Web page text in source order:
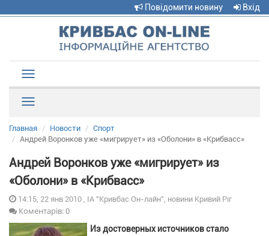
Повідомити новину Вхід
navigation
Главная Новости
Спорт
Андрей Воронков уже «мигрирует» из «Оболони» в «Крибвасс»
Андрей Воронков уже «мигрирует» из
«Оболони» в «Крибвасс»
14:15, 22 янв 2010 , ІА "Кривбас Он-лайн", новини Кривий Ріг
Коментарів: 0
Из достоверных источников стало